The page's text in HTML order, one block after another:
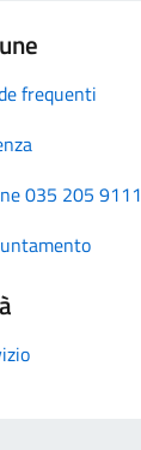
frequenti
035 205 9111